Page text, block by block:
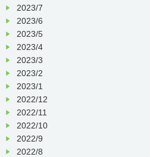
2023/7
2023/6
2023/5
2023/4
2023/3
2023/2
2023/1
2022/12
2022/11
2022/10
2022/9
2022/8